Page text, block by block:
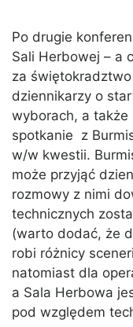
Po drugie
Sali Herbowej – a
za
dziennikarzy o
wyborach, a także
spotkanie z
w/w kwestii.
może przyjąć
rozmowy z nimi
technicznych
(warto dodać, że
robi różnicy
natomiast dla
a Sala Herbowa
pod względem